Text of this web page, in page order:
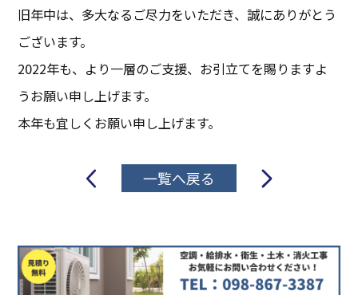
旧年中は、多大なるご尽力をいただき、誠にありがとう
ございます。
2022年も、より一層のご支援、お引立てを賜りますよ
うお願い申し上げます。
本年も宜しくお願い申し上げます。
シ
ョ
ン
一覧へ戻る